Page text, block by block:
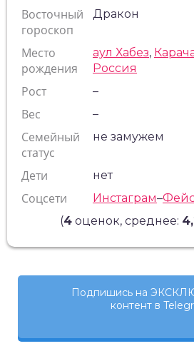
Восточный
гороскоп
Дракон
Место
рождения
аул Хабез,
Россия
Рост –
Вес –
Семейный
статус
не замужем
Дети нет
Соцсети Инстаграм–
(4 оценок, среднее:
Подпишись на
контент в